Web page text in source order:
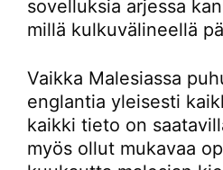
sovelluksia arjessa
millä kulkuvälineellä
Vaikka Malesiassa
englantia yleisesti
kaikki tieto on
myös ollut mukavaa